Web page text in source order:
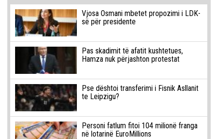
Vjosa Osmani mbetet propozimi i LDK-
së për presidente
Pas skadimit të afatit kushtetues,
Hamza nuk përjashton protestat
Pse dështoi transferimi i Fisnik Asllanit
te Leipzigu?
Personi fatlum fitoi 104 milionë franga
në lotarinë EuroMillions